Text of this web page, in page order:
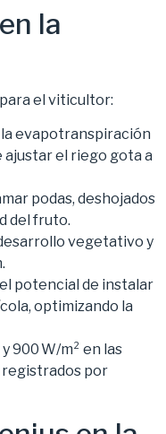
la
el viticultor:
evapotranspiración
ajustar el riego gota a
podas, deshojados
del fruto.
vegetativo y
potencial de instalar
optimizando la
900 W/m² en las
registrados por